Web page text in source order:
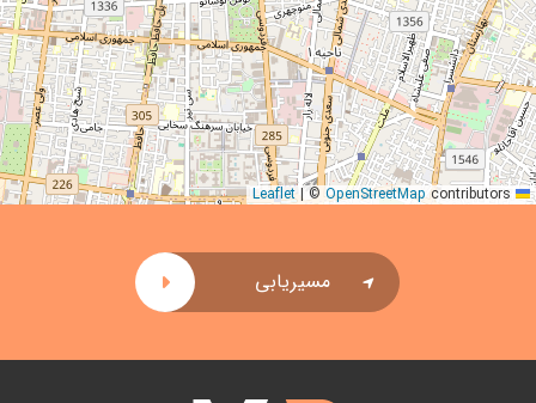
| © OpenStreetMapcontributors
مسیریابی